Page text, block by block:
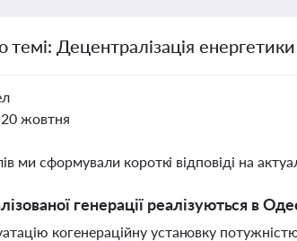
Децентралізація енергетики
20 жовтня
ми сформували короткі відповіді на
генерації реалізуються в
когенераційну установку